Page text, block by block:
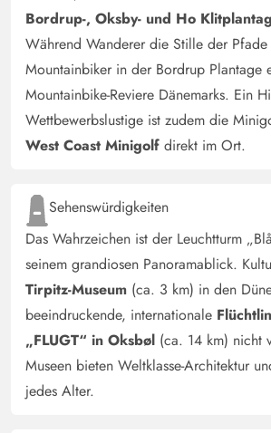
Bordrup-, Oksby- und Ho
Während Wanderer die Stille der
Mountainbiker in der Bordrup Plantage
Mountainbike-Reviere Dänemarks. Ein
Wettbewerbslustige ist zudem die
West Coast Minigolf direkt im Ort.
Sehenswürdigkeiten
Das Wahrzeichen ist der Leuchtturm
seinem grandiosen Panoramablick.
Tirpitz-Museum (ca. 3 km) in den
beeindruckende, internationale
„FLUGT“ in Oksbøl (ca. 14 km) nicht
Museen bieten Weltklasse-Architektur
jedes Alter.